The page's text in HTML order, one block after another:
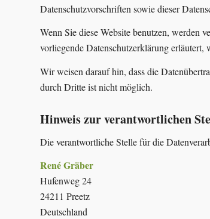
Datenschutzvorschriften sowie dieser
Wenn Sie diese Website benutzen, werden
vorliegende Datenschutzerklärung
Wir weisen darauf hin, dass die
durch Dritte ist nicht möglich.
Hinweis zur verantwortlichen
Die verantwortliche Stelle für die
René Gräber
Hufenweg 24
24211 Preetz
Deutschland